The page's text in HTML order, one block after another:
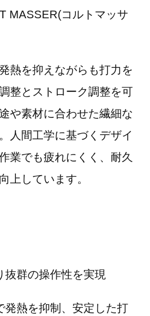
MASSER(コルトマッサ
熱を抑えながらも打力を
整とストローク調整を可
や素材に合わせた繊細な
人間工学に基づくデザイ
業でも疲れにくく、耐久
上しています。
抜群の操作性を実現
発熱を抑制、安定した打